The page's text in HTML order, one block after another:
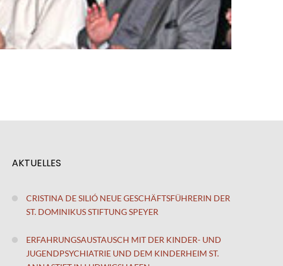
AKTUELLES
CRISTINA DE SILIÓ NEUE GESCHÄFTSFÜHRERIN DER
ST. DOMINIKUS STIFTUNG SPEYER
ERFAHRUNGSAUSTAUSCH MIT DER KINDER- UND
JUGENDPSYCHIATRIE UND DEM KINDERHEIM ST.